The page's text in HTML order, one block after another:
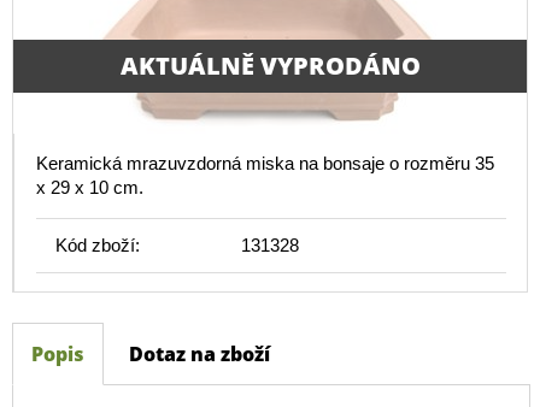
AKTUÁLNĚ VYPRODÁNO
Keramická mrazuvzdorná miska na bonsaje o rozměru 35
x 29 x 10 cm.
Kód zboží: 131328
Popis Dotaz na zboží